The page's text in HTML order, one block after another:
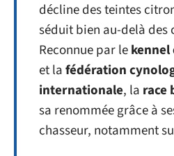
décline des teintes
séduit bien au-delà des
Reconnue par lekennel
et lafédération
internationale, la race
sa renommée grâce à
chasseur, notamment